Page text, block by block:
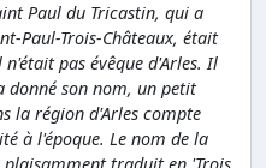
Paul du Tricastin, qui a
Paul-Trois-Châteaux, était
pas évêque d'Arles. Il
donné son nom, un petit
la région d'Arles compte
à l'époque. Le nom de la